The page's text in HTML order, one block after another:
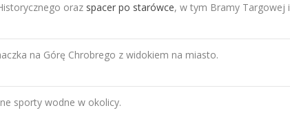
oraz spacer po starówce, w tym Bramy Targowej i
na Górę Chrobrego z widokiem na miasto.
sporty wodne w okolicy.